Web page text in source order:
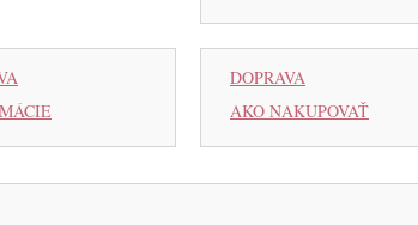
DOPRAVA
AKO NAKUPOVAŤ